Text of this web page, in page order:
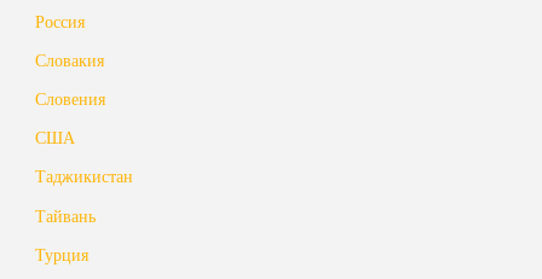
Россия
Словакия
Словения
США
Таджикистан
Тайвань
Турция